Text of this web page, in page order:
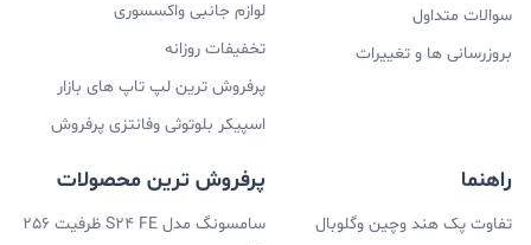
سوالات متداول
بروزرسانی ها و تغییرات
لوازم جانبی واکسسوری
تخفیفات روزانه
پرفروش ترین لپ تاپ های بازار
اسپیکر بلوتوثی وفانتزی پرفروش
راهنما
تفاوت پک هند وچین وگلوبال
پرفروش ترین محصولات
سامسونگ مدل S24 FE ظرفیت 256